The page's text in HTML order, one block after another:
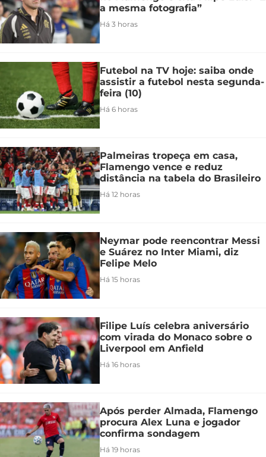
a mesma fotografia”
Há 3 horas
Futebol na TV hoje: saiba onde
assistir a futebol nesta segunda-
feira (10)
Há 6 horas
Palmeiras tropeça em casa,
Flamengo vence e reduz
distância na tabela do Brasileiro
Há 12 horas
Neymar pode reencontrar Messi
e Suárez no Inter Miami, diz
Felipe Melo
Há 15 horas
Filipe Luís celebra aniversário
com virada do Monaco sobre o
Liverpool em Anfield
Há 16 horas
Após perder Almada, Flamengo
procura Alex Luna e jogador
confirma sondagem
Há 19 horas